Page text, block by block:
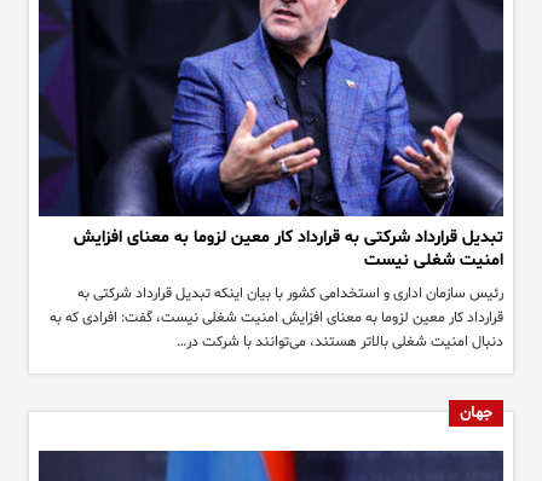
تبدیل قرارداد شرکتی به قرارداد کار معین لزوما به معنای افزایش
امنیت شغلی نیست
رئیس سازمان اداری و استخدامی کشور با بیان اینکه تبدیل قرارداد شرکتی به
قرارداد کار معین لزوما به معنای افزایش امنیت شغلی نیست، گفت: افرادی که به
دنبال امنیت شغلی بالاتر هستند، می‌توانند با شرکت در…
جهان